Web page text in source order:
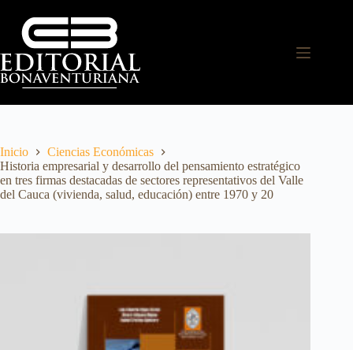
Inicio
Ciencias Económicas
Historia empresarial y desarrollo del pensamiento estratégico
en tres firmas destacadas de sectores representativos del Valle
del Cauca (vivienda, salud, educación) entre 1970 y 20